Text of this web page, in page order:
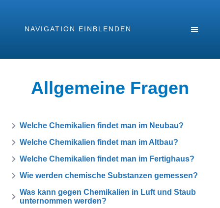
NAVIGATION EINBLENDEN
Allgemeine Fragen
Welche Chemikalien findet man im Neubau?
Welche Chemikalien findet man im Altbau?
Welche Chemikalien findet man im Fertighaus?
Wie werden chemische Substanzen gemessen?
Was kann gegen Chemikalien in Luft und Staub
unternommen werden?